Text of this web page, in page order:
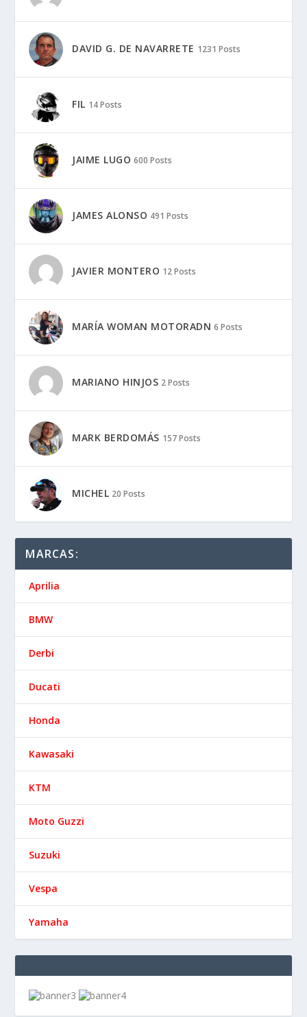
DAVID G. DE NAVARRETE 1231 Posts
FIL 14 Posts
JAIME LUGO 600 Posts
JAMES ALONSO 491 Posts
JAVIER MONTERO 12 Posts
MARÍA WOMAN MOTORADN 6 Posts
MARIANO HINJOS 2 Posts
MARK BERDOMÁS 157 Posts
MICHEL 20 Posts
MARCAS:
Aprilia
BMW
Derbi
Ducati
Honda
Kawasaki
KTM
Moto Guzzi
Suzuki
Vespa
Yamaha